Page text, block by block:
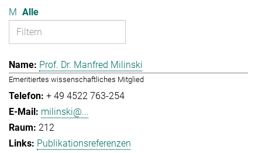
M Alle
Prof. Dr. Manfred Milinski
Emeritiertes wissenschaftliches Mitglied
+ 49 4522 763-254
milinski@...
212
Publikationsreferenzen